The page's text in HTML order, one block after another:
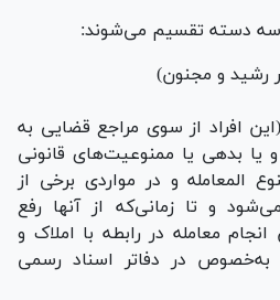
سه دسته تقسیم می‌شوند:
رشید و مجنون)
افراد از سوی مراجع قضایی به
یا بدهی یا ممنوعیت‌های قانونی
المعامله و در مواردی برخی از
و تا زمانی‌که از آنها رفع
معامله در رابطه با املاک و
به‌خصوص در دفاتر اسناد رسمی